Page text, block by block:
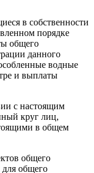
в собственности
порядке
общего
данного
водные
и выплаты
с настоящим
круг лиц,
в общем
общего
для общего